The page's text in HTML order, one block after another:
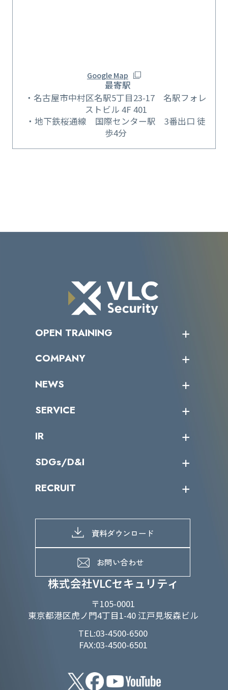
Google Map
最寄駅
名古屋市中村区名駅5丁目23-17 名駅フォレ
ストビル 4F 401
地下鉄桜通線 国際センター駅 3番出口 徒
歩4分
株式会社VLCセキュリティ
〒105-0001
東京都港区虎ノ門4丁目1-40 江戸見坂森ビル
TEL:03-4500-6500
FAX:03-4500-6501
OPEN TRAINING
受講者の声
COMPANY
トップメッセージ
ミッション／ビジョン
パートナー企業一覧
NEWS
サイバーニュース
SERVICE
カテゴリー別サービス一覧
IR
IRカレンダー
IRライブラリー
よくあるご質問
SDGs/D&I
当グループのマテリアリティ
SDGs推進体制
D&Iの取り組み
RECRUIT
募集職種一覧
メッセージ
メンバーインタビュー
資料ダウンロード
お問い合わせ